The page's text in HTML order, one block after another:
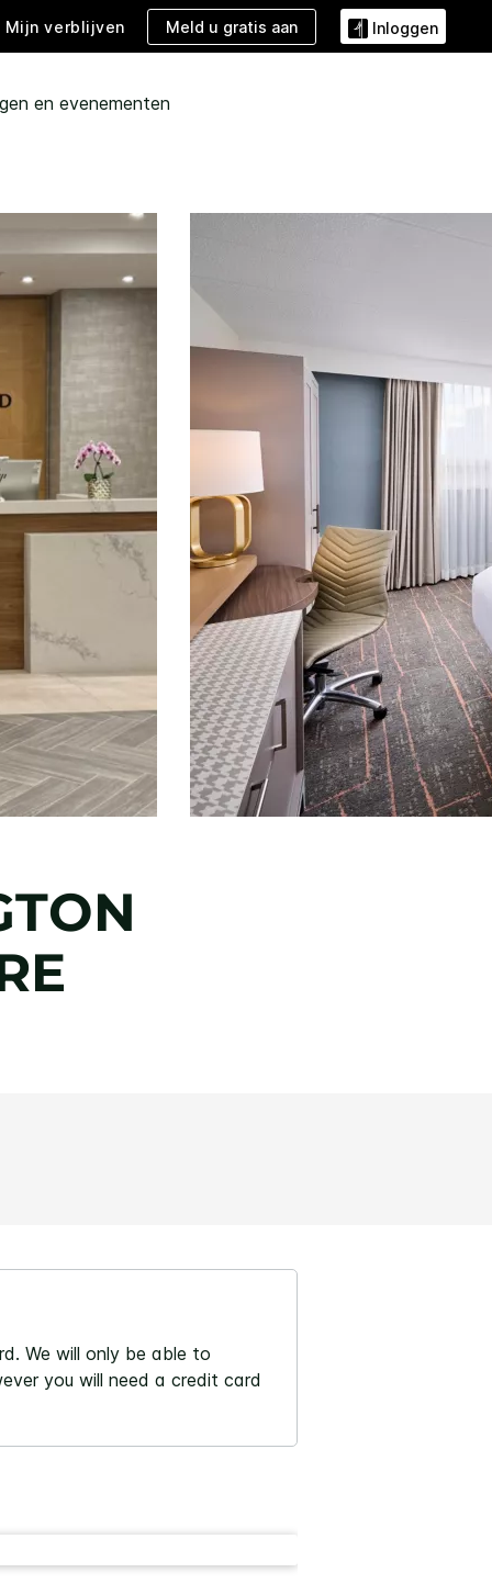
Mijn verblijven Meld u gratis aan Inloggen
en evenementen
We will only be able to
you will need a credit card